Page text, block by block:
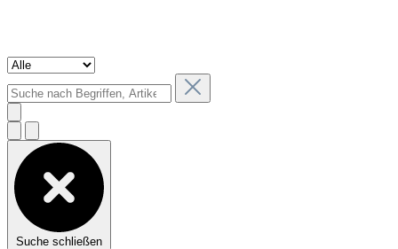
Suche schließen